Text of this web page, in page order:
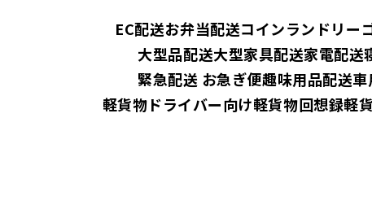
EC配送お弁当配送コインランドリー
大型品配送大型家具配送家電配送
緊急配送 お急ぎ便趣味用品配送車
軽貨物ドライバー向け軽貨物回想録軽